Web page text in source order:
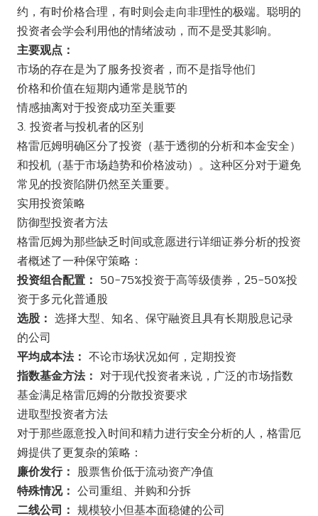
约，有时价格合理，有时则会走向非理性的极端。聪明的
投资者会学会利用他的情绪波动，而不是受其影响。
主要观点：
市场的存在是为了服务投资者，而不是指导他们
价格和价值在短期内通常是脱节的
情感抽离对于投资成功至关重要
3. 投资者与投机者的区别
格雷厄姆明确区分了投资（基于透彻的分析和本金安全）
和投机（基于市场趋势和价格波动）。这种区分对于避免
常见的投资陷阱仍然至关重要。
实用投资策略
防御型投资者方法
格雷厄姆为那些缺乏时间或意愿进行详细证券分析的投资
者概述了一种保守策略：
投资组合配置：
50-75%投资于高等级债券，25-50%投
资于多元化普通股
选股：
选择大型、知名、保守融资且具有长期股息记录
的公司
平均成本法：
不论市场状况如何，定期投资
指数基金方法：
对于现代投资者来说，广泛的市场指数
基金满足格雷厄姆的分散投资要求
进取型投资者方法
对于那些愿意投入时间和精力进行安全分析的人，格雷厄
姆提供了更复杂的策略：
廉价发行：
股票售价低于流动资产净值
特殊情况：
公司重组、并购和分拆
二线公司：
规模较小但基本面稳健的公司